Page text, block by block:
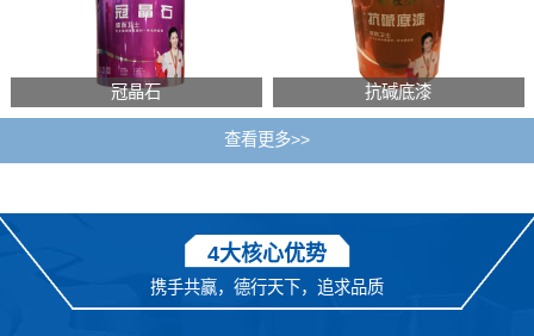
冠晶石 抗碱底漆
查看更多>>
4大核心优势
携手共赢，德行天下，追求品质